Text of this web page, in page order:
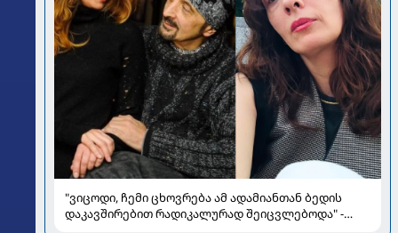
"ვიცოდი, ჩემი ცხოვრება ამ ადამიანთან ბედის
დაკავშირებით რადიკალურად შეიცვლებოდა" -